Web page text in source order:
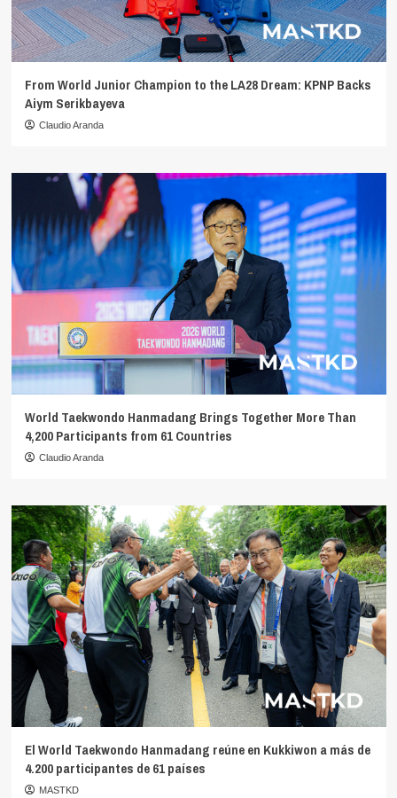
From World Junior Champion to the LA28 Dream: KPNP Backs
Aiym Serikbayeva
Claudio Aranda
World Taekwondo Hanmadang Brings Together More Than
4,200 Participants from 61 Countries
Claudio Aranda
El World Taekwondo Hanmadang reúne en Kukkiwon a más de
4.200 participantes de 61 países
MASTKD